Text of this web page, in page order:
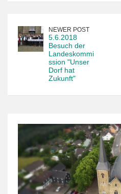
NEWER POST
5.6.2018
Besuch der
Landeskommi
ssion "Unser
Dorf hat
Zukunft"